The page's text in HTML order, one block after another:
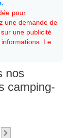
pour
une demande de
une publicité
Le
nos
camping-